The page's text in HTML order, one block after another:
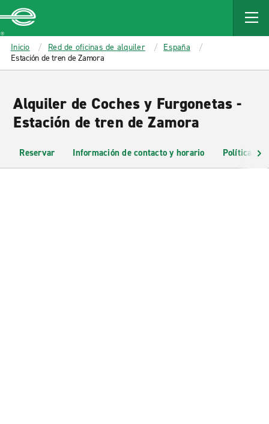
MAIN
CONTENT
Enterprise
Inicio Red de oficinas de alquiler
España
Estación de tren de Zamora
Alquiler de Coches y Furgonetas -
Estación de tren de Zamora
Reservar Información de contacto y horario Políticas